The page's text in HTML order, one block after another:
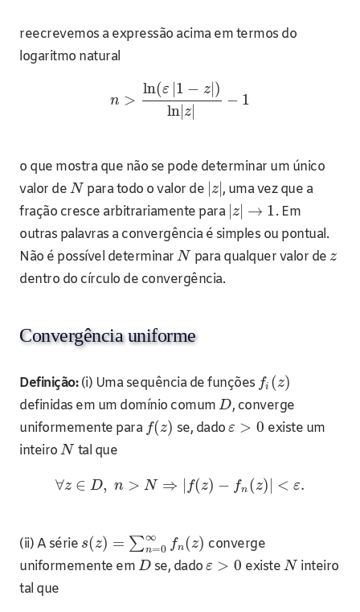
reecrevemos a expressão acima em termos do
logaritmo natural
n >
ln(ε 1 − z| )
ln |z
− 1
o que mostra que não se pode determinar um único
valor de N para todo o valor de z| , uma vez que a
fração cresce arbitrariamente para z| → 1. Em
outras palavras a convergência é simples ou pontual.
Não é possível determinar N para qualquer valor dez
dentro do círculo de convergência.
Convergência uniforme
Definição:(i) Uma sequência de funções fi (z)
definidas em um domínio comum D, converge
uniformemente para f(z) se, dadoε > 0 existe um
inteiro N tal que
∀z ∈ D, n > N ⇒ f(z) − fn (z) < ε.
(ii) A série s(z) = ∑∞
n=0 fn(z) converge
uniformemente em D se, dadoε > 0 existe N inteiro
tal que